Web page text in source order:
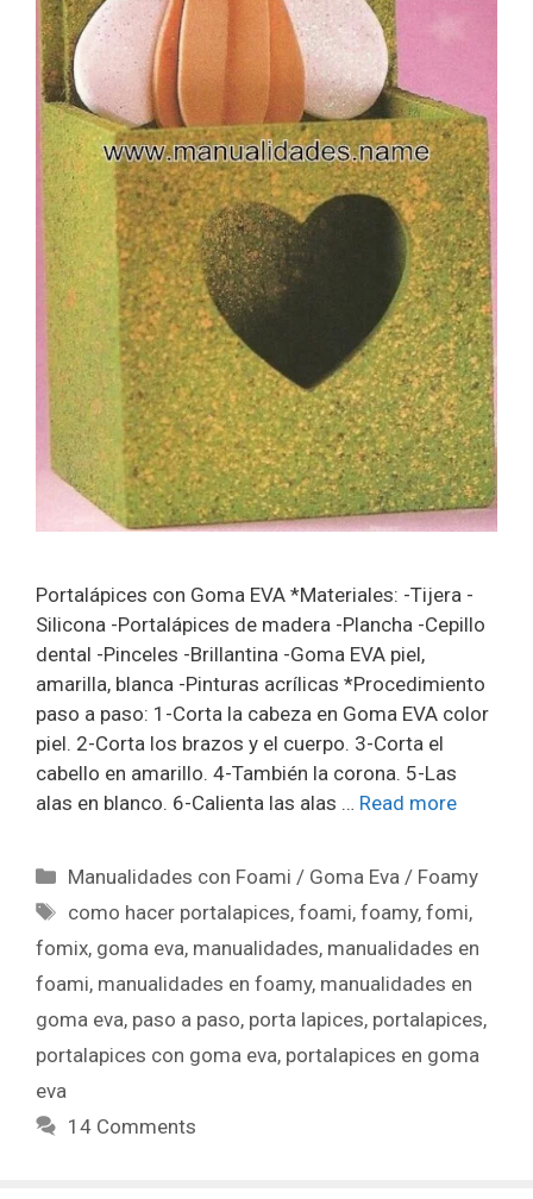
Portalápices con Goma EVA *Materiales: -Tijera -
Silicona -Portalápices de madera -Plancha -Cepillo
dental -Pinceles -Brillantina -Goma EVA piel,
amarilla, blanca -Pinturas acrílicas *Procedimiento
paso a paso: 1-Corta la cabeza en Goma EVA color
piel. 2-Corta los brazos y el cuerpo. 3-Corta el
cabello en amarillo. 4-También la corona. 5-Las
alas en blanco. 6-Calienta las alas … Read more
Manualidades con Foami / Goma Eva / Foamy
como hacer portalapices,foami,foamy,fomi,
fomix, goma eva, manualidades, manualidades en
foami, manualidades en foamy, manualidades en
goma eva, paso a paso, porta lapices, portalapices,
portalapices con goma eva, portalapices en goma
eva
14 Comments